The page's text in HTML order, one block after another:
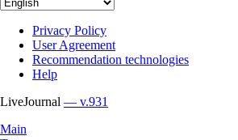
Privacy Policy
User Agreement
Recommendation technologies
Help
LiveJournal — v.931
Main